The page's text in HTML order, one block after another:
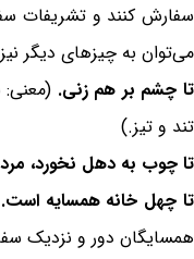
سفارش کنند و تشریفات
می‌توان به چیزهای دیگر
تا چشم بر هم زنی. (معنی:
تند و تیز.)
تا چوب به دهل نخورد،
تا چهل خانه همسایه است.
همسایگان دور و نزدیک